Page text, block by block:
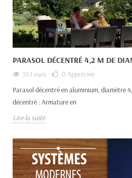
PARASOL DÉCENTRÉ 4,2 M DE
561 vues 0 Appréciée
Parasol décentré en aluminium, diamètre
décentré : Armature en
Lire la suite